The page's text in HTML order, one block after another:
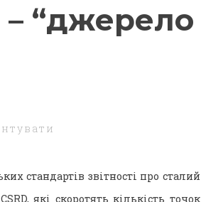
– “джерело
стандартів звітності про сталий
які скоротять кількість точок